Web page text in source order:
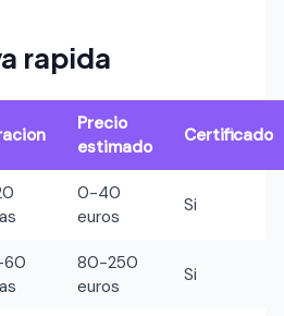
rapida
Precio
estimado
Certificado
0-40
euros
Si
80-250
euros
Si